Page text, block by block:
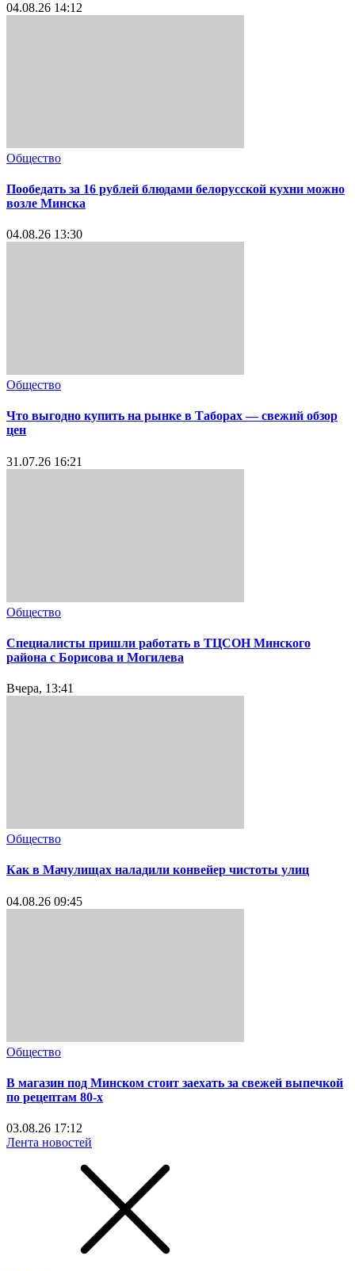
04.08.26 14:12
Общество
Пообедать за 16 рублей блюдами белорусской кухни можно
возле Минска
04.08.26 13:30
Общество
Что выгодно купить на рынке в Таборах — свежий обзор
цен
31.07.26 16:21
Общество
Специалисты пришли работать в ТЦСОН Минского
района с Борисова и Могилева
Вчера, 13:41
Общество
Как в Мачулищах наладили конвейер чистоты улиц
04.08.26 09:45
Общество
В магазин под Минском стоит заехать за свежей выпечкой
по рецептам 80-х
03.08.26 17:12
Лента новостей